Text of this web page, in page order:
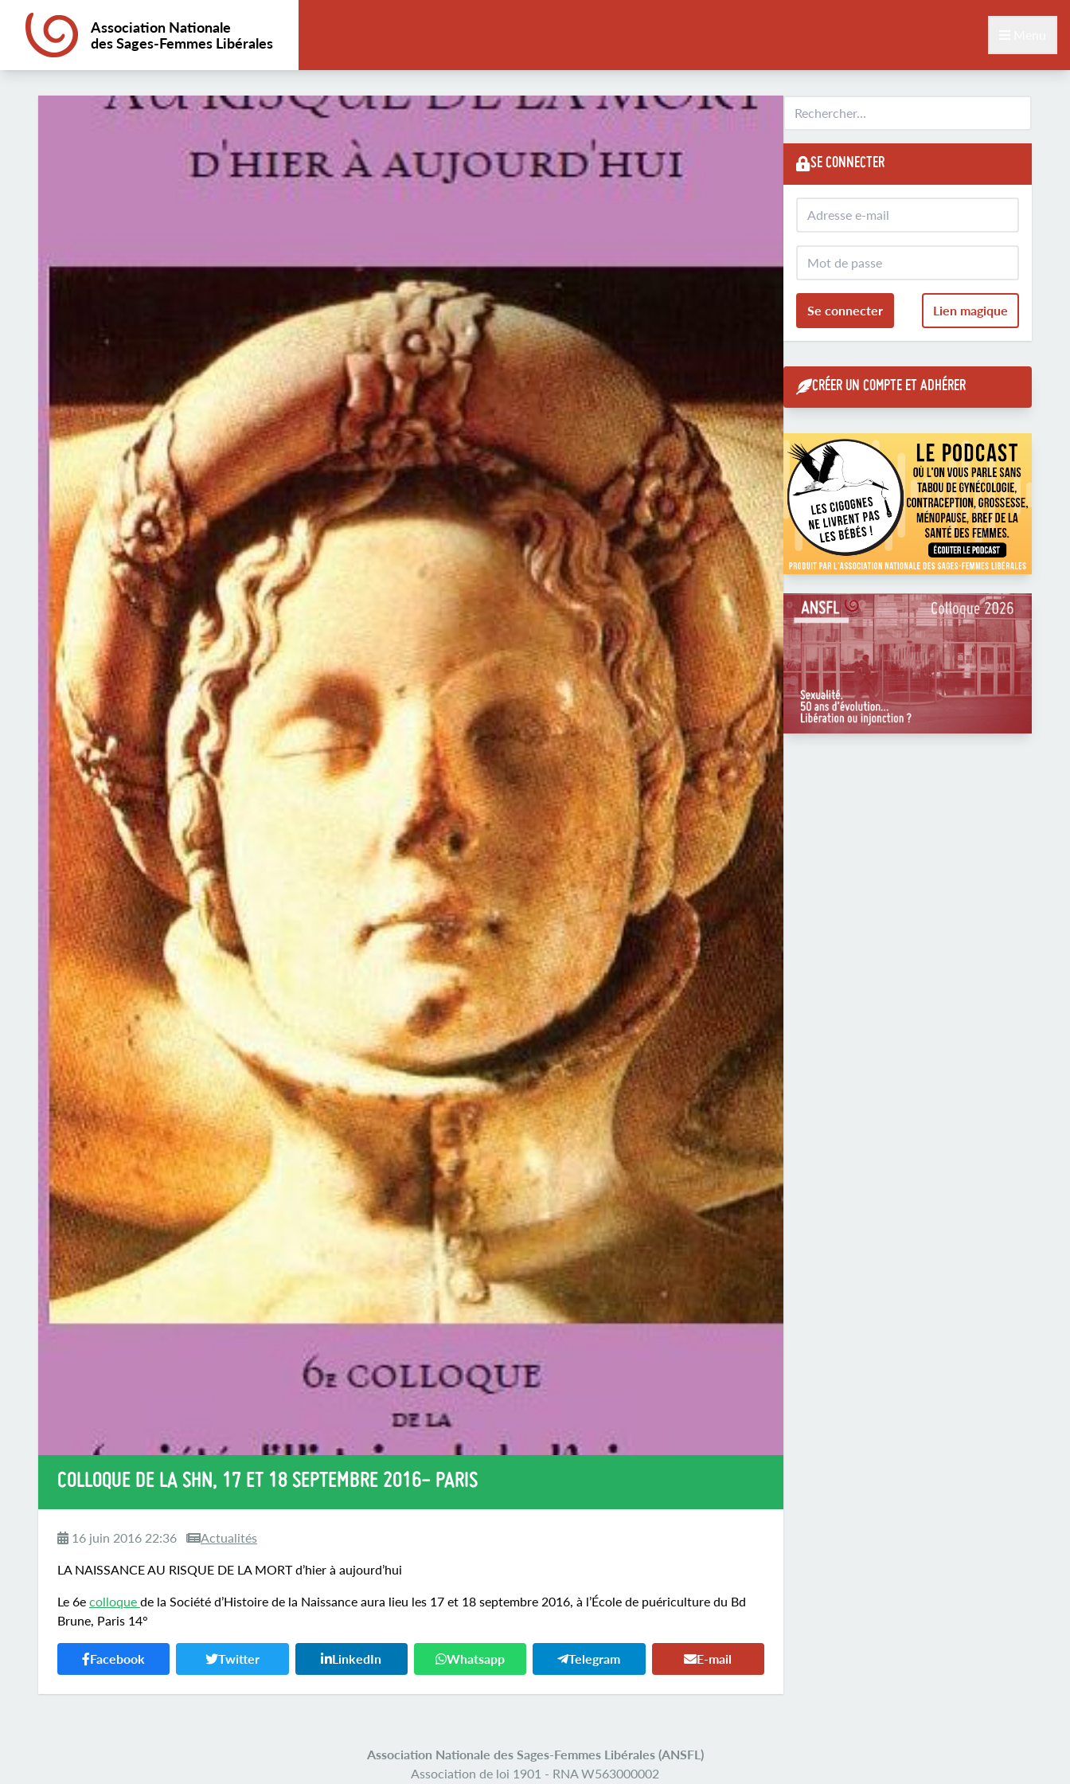
Association Nationale
des Sages-Femmes Libérales
COLLOQUE DE LA SHN, 17 ET 18 SEPTEMBRE 2016- PARIS
16 juin 2016 22:36 Actualités
LA NAISSANCE AU RISQUE DE LA MORT d’hier à aujourd’hui
Le 6e colloque de la Société d’Histoire de la Naissance aura lieu les 17 et 18 septembre 2016, à l’École de puériculture du Bd
Brune, Paris 14°
Facebook Twitter LinkedIn Whatsapp Telegram E-mail
SE CONNECTER
Se connecter Lien magique
CRÉER UN COMPTE ET ADHÉRER
Association Nationale des Sages-Femmes Libérales (ANSFL)
Association de loi 1901 - RNA W563000002